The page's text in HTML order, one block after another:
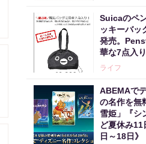
Suicaのペ
ッキーバッ
発売。
華な7点入り
ライフ
ABEMAで
の名作を無
雪姫」『シ
ど夏休み
日～18日》